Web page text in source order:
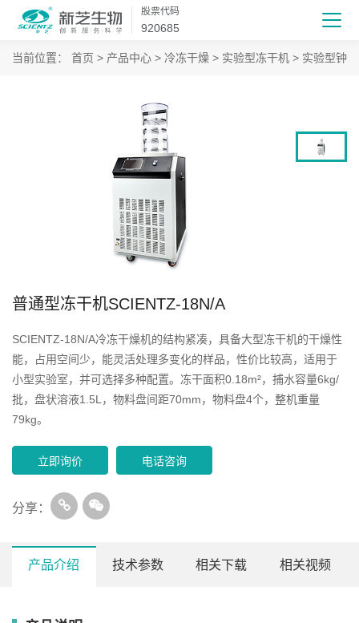
股票代码
920685
当前位置： 首页 > 产品中心 > 冷冻干燥 > 实验型冻干机 > 实验型钟
普通型冻干机SCIENTZ-18N/A
SCIENTZ-18N/A冷冻干燥机的结构紧凑，具备大型冻干机的干燥性
能，占用空间少，能灵活处理多变化的样品，性价比较高，适用于
小型实验室，并可选择多种配置。冻干面积0.18m²，捕水容量6kg/
批，盘状溶液1.5L，物料盘间距70mm，物料盘4个，整机重量
79kg。
立即询价 电话咨询
分享：
产品介绍 技术参数 相关下载 相关视频